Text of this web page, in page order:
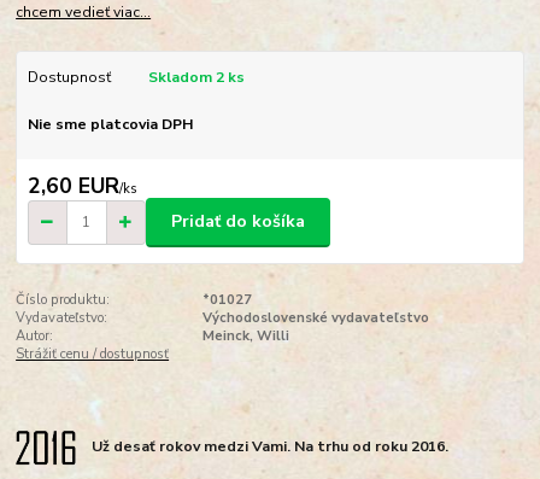
chcem vedieť viac...
Dostupnosť Skladom 2 ks
Nie sme platcovia DPH
2,60 EUR/ks
Pridať do košíka
Číslo produktu:
*01027
Vydavateľstvo:
Východoslovenské vydavateľstvo
Autor:
Meinck, Willi
Strážiť cenu / dostupnosť
Už desať rokov medzi Vami. Na trhu od roku 2016.